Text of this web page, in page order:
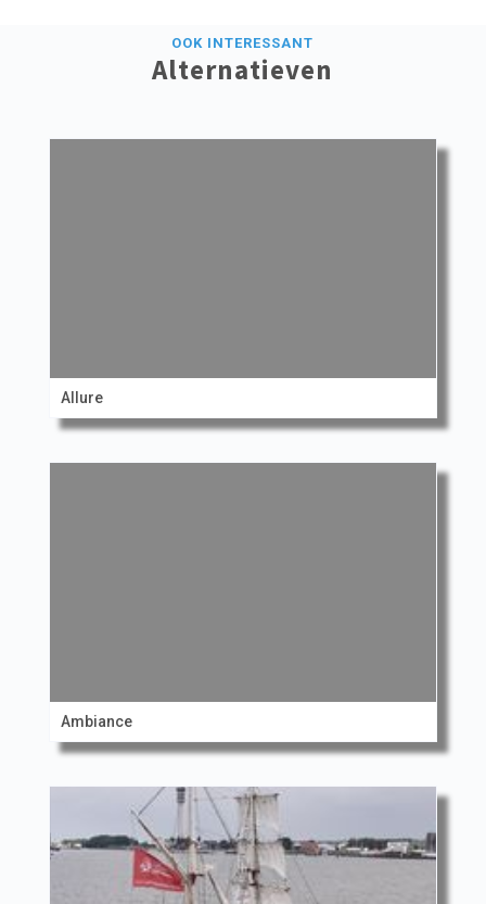
OOK INTERESSANT
Alternatieven
Allure
Ambiance